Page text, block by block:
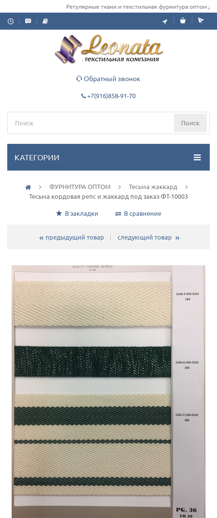
Регулярные ткани и текстильная фурнитура оптом
Обратный звонок
+7(916)858-91-70
Поиск
КАТЕГОРИИ
ФУРНИТУРА ОПТОМ
Тесьма жаккард
Тесьма кордовая репс и жаккард под заказ ФТ-10003
В закладки В сравнение
предыдущий товар следующий товар